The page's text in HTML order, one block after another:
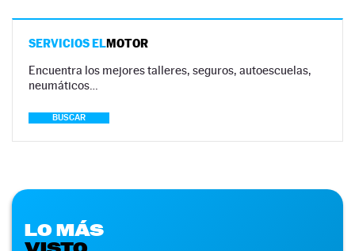
SERVICIOS ELMOTOR
Encuentra los mejores talleres, seguros, autoescuelas,
neumáticos…
BUSCAR
LO MÁS